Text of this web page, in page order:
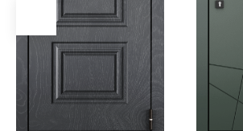
область)
Армавир
Артем
Артемовский